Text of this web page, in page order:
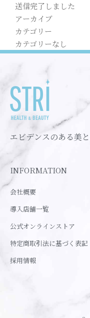
送信完了しました
アーカイブ
カテゴリー
カテゴリーなし
エビデンスのある美
INFORMATION
会社概要
導入店舗一覧
公式オンラインストア
特定商取引法に基づく表記
採用情報